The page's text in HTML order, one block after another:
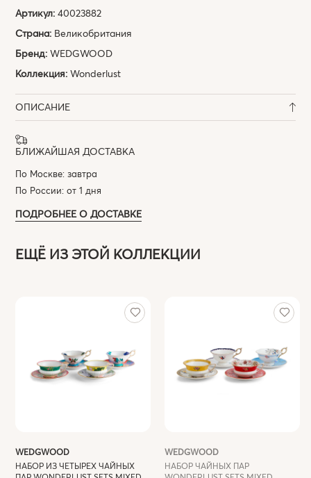
Артикул:40023882
Страна: Великобритания
Бренд:WEDGWOOD
Коллекция:Wonderlust
ОПИСАНИЕ
БЛИЖАЙШАЯ ДОСТАВКА
По Москве: завтра
По России: от 1 дня
ПОДРОБНЕЕ О ДОСТАВКЕ
ЕЩЁ ИЗ ЭТОЙ КОЛЛЕКЦИИ
WEDGWOOD
НАБОР ИЗ ЧЕТЫРЕХ ЧАЙНЫХ
WEDGWOOD
НАБОР ЧАЙНЫХ ПАР